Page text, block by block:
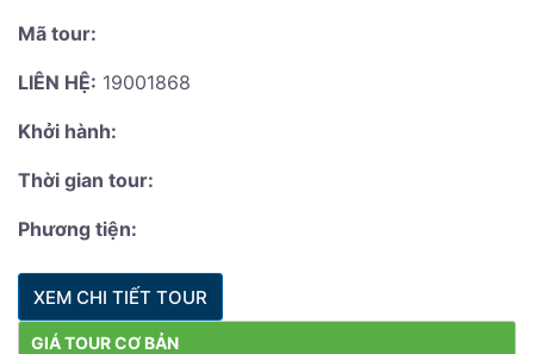
Mã tour:
LIÊN HỆ: 19001868
Khởi hành:
Thời gian tour:
Phương tiện:
XEM CHI TIẾT TOUR
GIÁ TOUR CƠ BẢN